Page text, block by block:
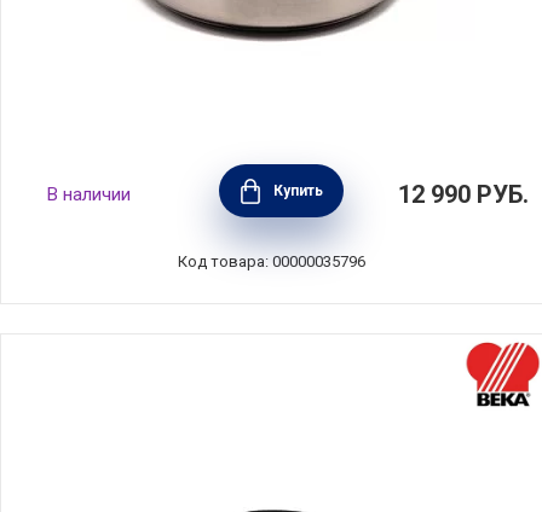
Кастрюля "Европа" 4 л, диаметр 20 см,
нержавеющая сталь, Silampos, Португалия,
632123BM6620
В наличии Купить 12 990 РУБ.
Код товара: 00000035796